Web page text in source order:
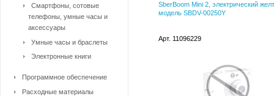
SberBoom Mini 2, электрический
модель SBDV-00250Y
Арт. 11096229
Смартфоны, сотовые
телефоны, умные часы и
аксессуары
Умные часы и браслеты
Электронные книги
Программное обеспечение
Расходные материалы